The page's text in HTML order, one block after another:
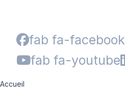
fab fa-facebook
fab fa-youtube
Accueil